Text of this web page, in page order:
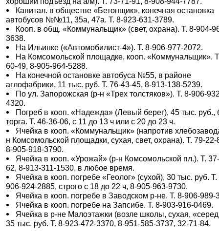
Капитал. в обществе «Бетонщик», конечная остановка
автобусов №№11, 35а, 47а. Т. 8-923-631-3789.
Кооп. в общ. «Коммунальщик» (свет, охрана). Т. 8-904-
3638.
На Ильинке («Автомобилист-4»). Т. 8-906-977-2072.
На Комсомольской площадке, кооп. «Коммунальщик».
60-49, 8-905-964-5288.
На конечной остановке автобуса №55, в районе
аглофабрики, 11 тыс. руб. Т. 76-43-45, 8-913-138-5239.
По ул. Запорожская (р-н «Трех толстяков»). Т. 8-906-
4320.
Погреб в кооп. «Надежда» (Левый берег), 45 тыс. руб.,
торга. Т. 46-36-06, с 11 до 13 ч или с 20 до 23 ч.
Ячейка в кооп. «Коммунальщик» (напротив
н Комсомольской площадки, сухая, свет, охрана). Т. 79-22-
8-905-918-3790.
Ячейка в кооп. «Урожай» (р-н Комсомольской пл.). Т.
62, 8-913-311-1530, в любое время.
Ячейка в кооп. погребе «Геолог» (сухой), 30 тыс. руб. Т.
906-924-2885, строго с 18 до 22 ч, 8-905-963-9730.
Ячейка в кооп. погребе в Заводском р-не. Т. 8-906-989-
Ячейка в кооп. погребе на Запсибе. Т. 8-903-916-0469.
Ячейка в р-не Малоэтажки (возле школы, сухая,
35 тыс. руб. Т. 8-923-472-3370, 8-951-585-3737, 32-71-84.